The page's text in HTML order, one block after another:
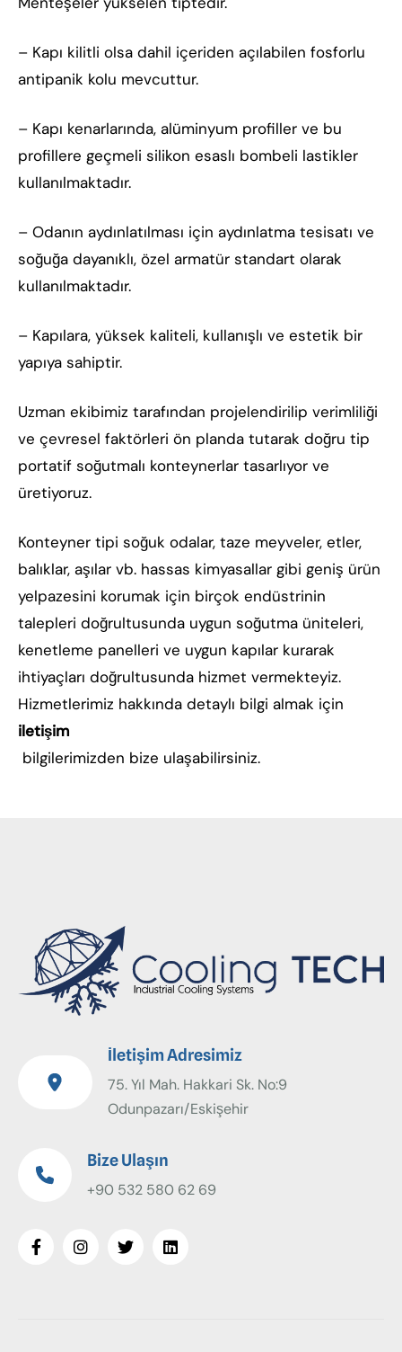
– Kapı kilitli olsa dahil içeriden açılabilen fosforlu
antipanik kolu mevcuttur.
– Kapı kenarlarında, alüminyum profiller ve bu
profillere geçmeli silikon esaslı bombeli lastikler
kullanılmaktadır.
– Odanın aydınlatılması için aydınlatma tesisatı ve
soğuğa dayanıklı, özel armatür standart olarak
kullanılmaktadır.
– Kapılara, yüksek kaliteli, kullanışlı ve estetik bir
yapıya sahiptir.
Uzman ekibimiz tarafından projelendirilip verimliliği
ve çevresel faktörleri ön planda tutarak doğru tip
portatif soğutmalı konteynerlar tasarlıyor ve
üretiyoruz.
Konteyner tipi soğuk odalar, taze meyveler, etler,
balıklar, aşılar vb. hassas kimyasallar gibi geniş ürün
yelpazesini korumak için birçok endüstrinin
talepleri doğrultusunda uygun soğutma üniteleri,
kenetleme panelleri ve uygun kapılar kurarak
ihtiyaçları doğrultusunda hizmet vermekteyiz.
Hizmetlerimiz hakkında detaylı bilgi almak için
iletişim
bilgilerimizden bize ulaşabilirsiniz.
İletişim Adresimiz
75. Yıl Mah. Hakkari Sk. No:9
Odunpazarı/Eskişehir
Bize Ulaşın
+90 532 580 62 69